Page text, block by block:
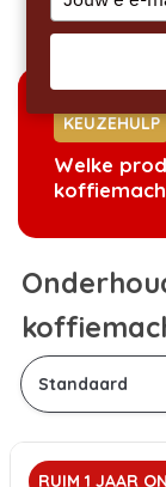
Home/
KEUZEHULP
Welke
RUIM 1 JAAR
your
email